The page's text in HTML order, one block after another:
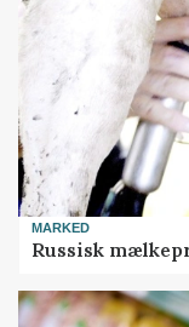
MARKED
Russisk